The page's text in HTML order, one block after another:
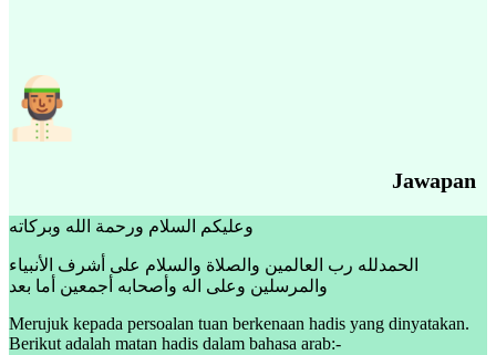
Jawapan
وعليكم السلام ورحمة الله وبركاته
الحمدلله رب العالمين والصلاة والسلام على أشرف الأنبياء
والمرسلين وعلى اله وأصحابه أجمعين أما بعد
Merujuk kepada persoalan tuan berkenaan hadis yang dinyatakan.
Berikut adalah matan hadis dalam bahasa arab:-